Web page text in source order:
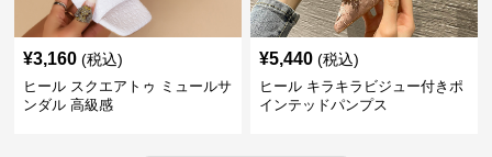
¥3,160 (税込)
ヒール スクエアトゥ ミュールサ
ンダル 高級感
¥5,440 (税込)
ヒール キラキラビジュー付きポ
インテッドパンプス